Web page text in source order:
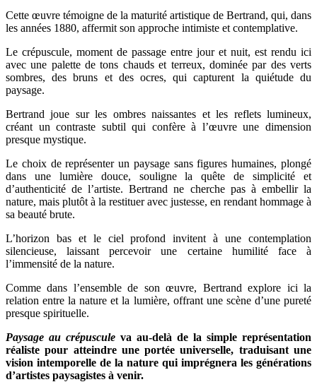
Cette œuvre témoigne de la maturité artistique de Bertrand, qui, dans
les années 1880, affermit son approche intimiste et contemplative.
Le crépuscule, moment de passage entre jour et nuit, est rendu ici
avec une palette de tons chauds et terreux, dominée par des verts
sombres, des bruns et des ocres, qui capturent la quiétude du
paysage.
Bertrand joue sur les ombres naissantes et les reflets lumineux,
créant un contraste subtil qui confère à l’œuvre une dimension
presque mystique.
Le choix de représenter un paysage sans figures humaines, plongé
dans une lumière douce, souligne la quête de simplicité et
d’authenticité de l’artiste. Bertrand ne cherche pas à embellir la
nature, mais plutôt à la restituer avec justesse, en rendant hommage à
sa beauté brute.
L’horizon bas et le ciel profond invitent à une contemplation
silencieuse, laissant percevoir une certaine humilité face à
l’immensité de la nature.
Comme dans l’ensemble de son œuvre, Bertrand explore ici la
relation entre la nature et la lumière, offrant une scène d’une pureté
presque spirituelle.
Paysage au crépuscule va au-delà de la simple représentation
réaliste pour atteindre une portée universelle, traduisant une
vision intemporelle de la nature qui imprégnera les générations
d’artistes paysagistes à venir.